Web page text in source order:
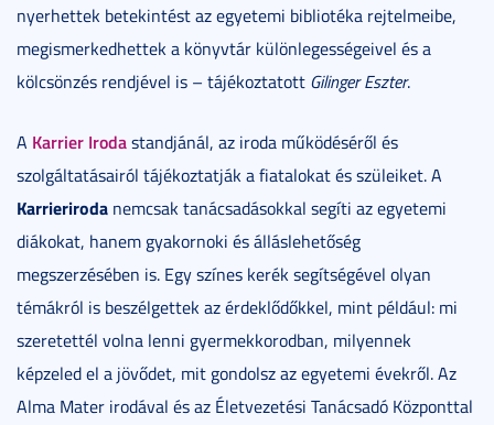
nyerhettek betekintést az egyetemi bibliotéka rejtelmeibe,
megismerkedhettek a könyvtár különlegességeivel és a
kölcsönzés rendjével is – tájékoztatott Gilinger Eszter.
A Karrier Irodastandjánál, az iroda működéséről és
szolgáltatásairól tájékoztatják a fiatalokat és szüleiket. A
Karrieriroda nemcsak tanácsadásokkal segíti az egyetemi
diákokat, hanem gyakornoki és álláslehetőség
megszerzésében is. Egy színes kerék segítségével olyan
témákról is beszélgettek az érdeklődőkkel, mint például: mi
szeretettél volna lenni gyermekkorodban, milyennek
képzeled el a jövődet, mit gondolsz az egyetemi évekről. Az
Alma Mater irodával és az Életvezetési Tanácsadó Központtal